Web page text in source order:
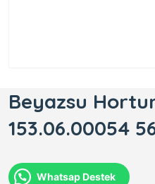
Beyazsu
153.06.00054
Whatsap Destek